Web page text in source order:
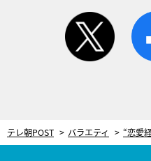
twitter
テレ朝POST バラエティ